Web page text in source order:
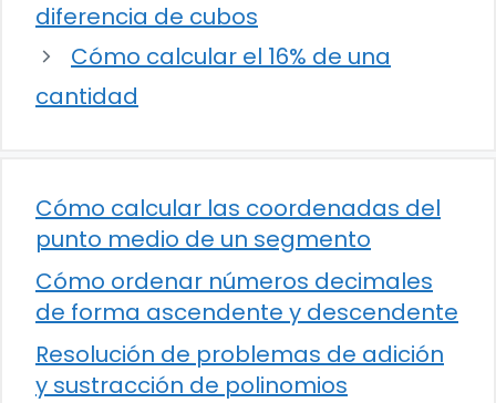
diferencia de cubos
Cómo calcular el 16% de una
cantidad
Cómo calcular las coordenadas del
punto medio de un segmento
Cómo ordenar números decimales
de forma ascendente y descendente
Resolución de problemas de adición
y sustracción de polinomios